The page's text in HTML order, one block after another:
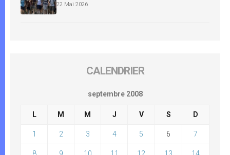
22 Mai 2026
CALENDRIER
septembre 2008
L M M J V S D
1 2 3 4 5 6 7
8 9 10 11 12 13 14